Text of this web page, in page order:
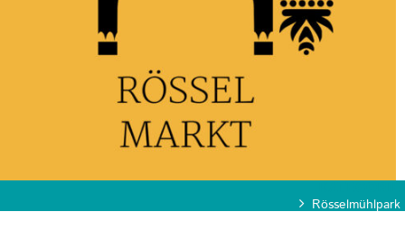
Rösselmühlpark